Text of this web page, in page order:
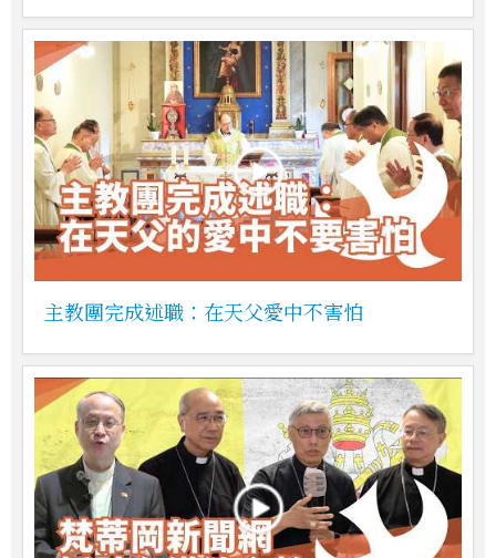
主教團完成述職：在天父愛中不害怕